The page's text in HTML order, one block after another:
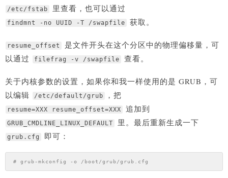
/etc/fstab 里查看，也可以通过
findmnt -no UUID -T /swapfile 获取。
resume_offset
是文件开头在这个分区中的物理偏移量，可
以通过
filefrag -v /swapfile 查看。
关于内核参数的设置，如果你和我一样使用的是 GRUB，可
以编辑
/etc/default/grub ，把
resume=XXX resume_offset=XXX 追加到
GRUB_CMDLINE_LINUX_DEFAULT 里。最后重新生成一下
grub.cfg 即可：
# grub-mkconfig -o /boot/grub/grub.cfg